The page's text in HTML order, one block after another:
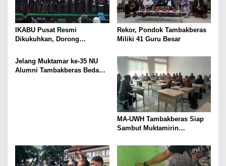
IKABU Pusat Resmi
Dikukuhkan, Dorong
Alumni
Rekor, Pondok Tambakberas
Miliki 41 Guru Besar
Jelang Muktamar ke-35 NU
Alumni Tambakberas Bedah
MA-UWH Tambakberas Siap
Sambut Muktamirin